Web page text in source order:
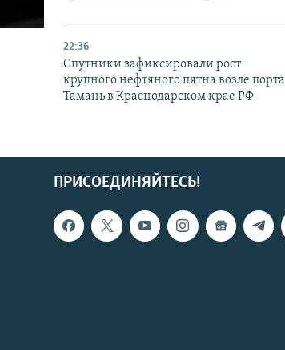
22:36
Спутники зафиксировали рост
крупного нефтяного пятна возле порта
Тамань в Краснодарском крае РФ
ПРИСОЕДИНЯЙТЕСЬ!